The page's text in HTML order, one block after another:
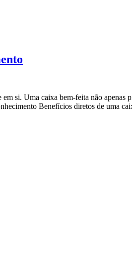
si. Uma caixa bem-feita não
Benefícios diretos de uma